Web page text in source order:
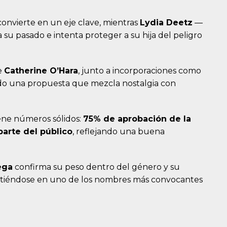
en un eje clave, mientras Lydia Deetz —
pasado e intenta proteger a su hija del peligro
Catherine O’Hara, junto a incorporaciones como
una propuesta que mezcla nostalgia con
números sólidos: 75% de aprobación de la
del público, reflejando una buena
confirma su peso dentro del género y su
en uno de los nombres más convocantes